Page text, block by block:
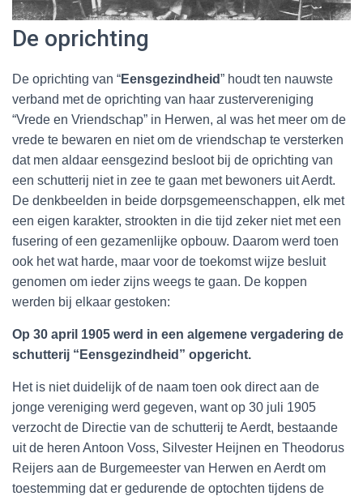
De oprichting
De oprichting van “Eensgezindheid” houdt ten nauwste
verband met de oprichting van haar zustervereniging
“Vrede en Vriendschap” in Herwen, al was het meer om de
vrede te bewaren en niet om de vriendschap te versterken
dat men aldaar eensgezind besloot bij de oprichting van
een schutterij niet in zee te gaan met bewoners uit Aerdt.
De denkbeelden in beide dorpsgemeenschappen, elk met
een eigen karakter, strookten in die tijd zeker niet met een
fusering of een gezamenlijke opbouw. Daarom werd toen
ook het wat harde, maar voor de toekomst wijze besluit
genomen om ieder zijns weegs te gaan. De koppen
werden bij elkaar gestoken:
Op 30 april 1905 werd in een algemene vergadering de
schutterij “Eensgezindheid” opgericht.
Het is niet duidelijk of de naam toen ook direct aan de
jonge vereniging werd gegeven, want op 30 juli 1905
verzocht de Directie van de schutterij te Aerdt, bestaande
uit de heren Antoon Voss, Silvester Heijnen en Theodorus
Reijers aan de Burgemeester van Herwen en Aerdt om
toestemming dat er gedurende de optochten tijdens de